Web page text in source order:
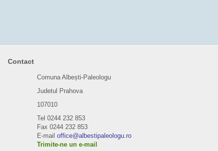
Contact
Comuna Albești-Paleologu
Judetul Prahova
107010
Tel 0244 232 853
Fax 0244 232 853
E-mail office@albestipaleologu.ro
Trimite-ne un e-mail